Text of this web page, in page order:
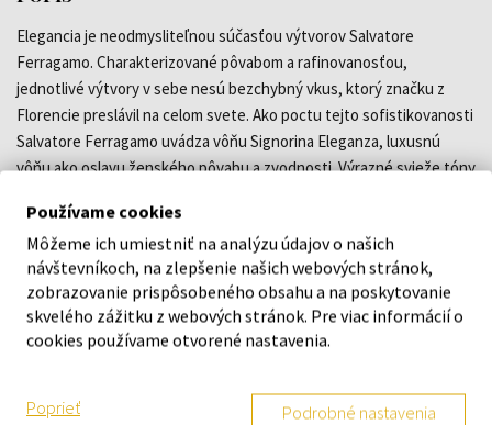
Elegancia je neodmysliteľnou súčasťou výtvorov Salvatore
Ferragamo. Charakterizované pôvabom a rafinovanosťou,
jednotlivé výtvory v sebe nesú bezchybný vkus, ktorý značku z
Florencie preslávil na celom svete. Ako poctu tejto sofistikovanosti
Salvatore Ferragamo uvádza vôňu Signorina Eleganza, luxusnú
vôňu ako oslavu ženského pôvabu a zvodnosti. Výrazné svieže tóny
vôňou. Mandľový prášok a lupienky zlatého osmantusu tvoria
delikátne, no intenzívne srdce, ozvláštnené pôžitkom prinášajúcim
luxus. Pačuli a biela koža v základe prinášajú efekt sladkastej,
pretrvávajúcej vône na pokožke.
Používame cookies
Môžeme ich umiestniť na analýzu údajov o našich
návštevníkoch, na zlepšenie našich webových stránok,
zobrazovanie prispôsobeného obsahu a na poskytovanie
skvelého zážitku z webových stránok. Pre viac informácií o
cookies používame otvorené nastavenia.
Poprieť Podrobné nastavenia